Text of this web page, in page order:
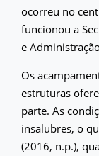
ocorreu no
funcionou a
e
Os
estruturas
parte. As
insalubres, o
(2016, n.p.),